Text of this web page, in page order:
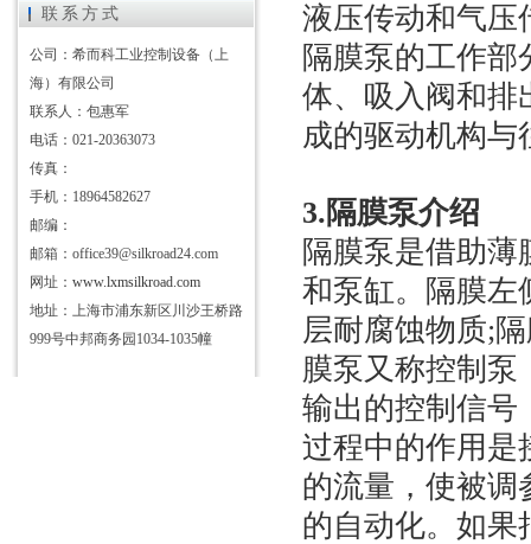
联系方式
公司：希而科工业控制设备（上
海）有限公司
联系人：包惠军
电话：021-20363073
传真：
手机：18964582627
邮编：
邮箱：office39@silkroad24.com
网址： www.lxmsilkroad.com
地址：上海市浦东新区川沙王桥路
999号中邦商务园1034-1035幢
液压传动和气压
隔膜泵的工作
体、吸入阀和排
成的驱动机构与
3.隔膜泵介绍
隔膜泵是借助
和泵缸。隔膜左
层耐腐蚀物质;
膜泵又称控制泵
输出的控制信号
过程中的作用是
的流量，使被调
的自动化。如果